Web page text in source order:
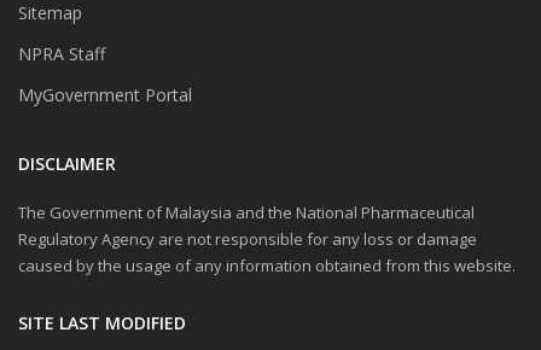
Sitemap
NPRA Staff
MyGovernment Portal
DISCLAIMER
The Government of Malaysia and the National Pharmaceutical
Regulatory Agency are not responsible for any loss or damage
caused by the usage of any information obtained from this website.
SITE LAST MODIFIED